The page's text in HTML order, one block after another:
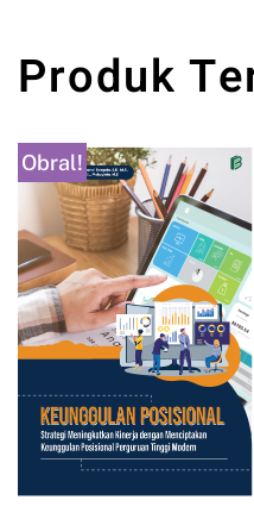
Produk
Obral!